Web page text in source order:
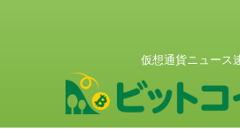
仮想通貨ニュース